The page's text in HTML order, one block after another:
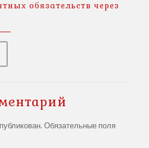
обязательств через
Обязательные поля